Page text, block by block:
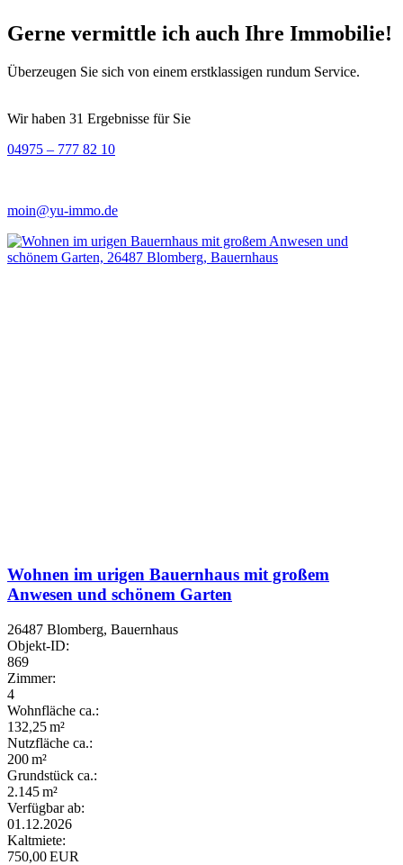
Gerne vermittle ich auch Ihre Immobilie!
Überzeugen Sie sich von einem erstklassigen rundum Service.
Wir haben 31 Ergebnisse für Sie
04975 – 777 82 10
moin@yu-immo.de
Wohnen im urigen Bauernhaus mit großem
Anwesen und schönem Garten
26487 Blomberg, Bauernhaus
Objekt-ID:
869
Zimmer:
4
Wohnfläche ca.:
132,25 m²
Nutzfläche ca.:
200 m²
Grund­stück ca.:
2.145 m²
Verfügbar ab:
01.12.2026
Kaltmiete:
750,00 EUR